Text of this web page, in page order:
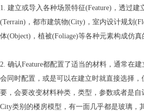
1. 建立或导入各种场景特征(Feature)，透过建
(Terrain)，都市建筑物(City)，室内设计规划
体(Object)，植被(Foliage)等各种元素构成仿真
2. 确认Feature都配置了适当的材料，通常在
会同时配置，或是可以在建立时就直接选择
要，会要改变材料种类，类型，参数或者是
City类别的楼房模型，有一面几乎都是玻璃，